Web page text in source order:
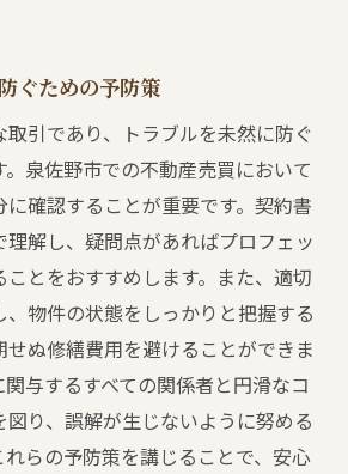
ぐための予防策
引であり、トラブルを未然に防ぐ
。泉佐野市での不動産売買において
確認することが重要です。契約書
理解し、疑問点があればプロフェッ
とをおすすめします。また、適切
物件の状態をしっかりと把握する
せぬ修繕費用を避けることができま
与するすべての関係者と円滑なコ
り、誤解が生じないように努める
れらの予防策を講じることで、安心